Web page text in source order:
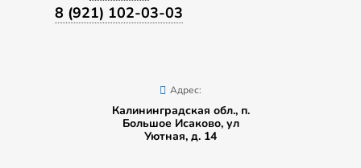
8 (921) 102-03-03
Адрес:
Калининградская обл., п.
Большое Исаково, ул
Уютная, д. 14